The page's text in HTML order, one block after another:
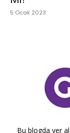
5 Ocak 2023
Bu blogda yer